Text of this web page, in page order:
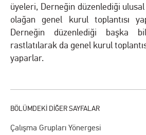
Çalışma Grupları Yönergesi
üyeleri, Derneğin düzenlediği ulusal
olağan genel kurul toplantısı
Derneğin düzenlediği başka
rastlatılarak da genel kurul
yaparlar.